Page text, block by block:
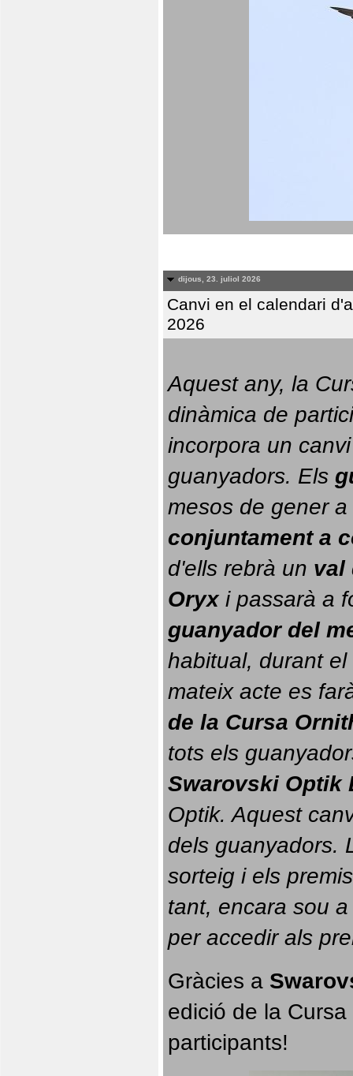
dijous, 23. juliol 2026
Canvi en el calendari
2026
Aquest any, la
dinàmica de
incorpora un
guanyadors. Els
conjuntament a
d'ells rebrà un val
Oryx i passarà a
guanyador del
habitual, durant el
mateix acte es
de la Cursa
tots els
Swarovski Optik
Optik. Aquest
dels guanyadors.
sorteig i els
tant, encara sou
per accedir als
Gràcies a
edició de la
participants!